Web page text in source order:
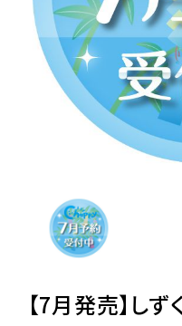
販促用空カプセル
レンタル
景品・玩具・文具
販促用カプセルトイ
ご利用
【7月発売】し